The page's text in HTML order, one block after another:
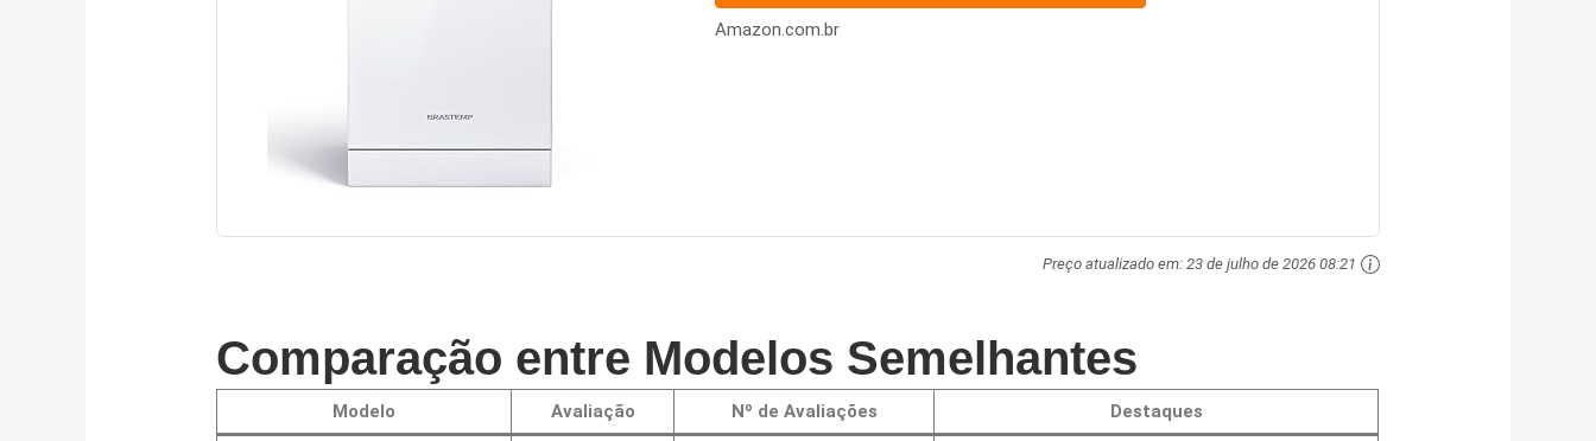
Amazon.com.br
Preço atualizado em: 23 de julho de 2026 08:21
Comparação entre Modelos Semelhantes
Modelo Avaliação Nº de Avaliações Destaques